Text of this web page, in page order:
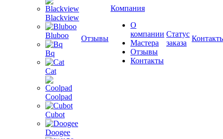
Blackview
Bluboo
Bq
Cat
Coolpad
Cubot
Doogee
Отзывы
Компания
О
компании
Мастера
Отзывы
Контакты
Статус
заказа